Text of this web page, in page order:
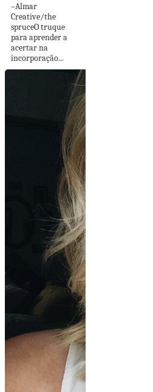
–Almar
Creative/the
spruceO truque
para aprender a
acertar na
incorporação...